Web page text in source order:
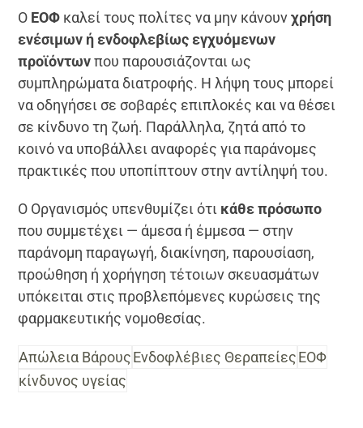
Ο ΕΟΦ καλεί τους πολίτες να μην κάνουνχρήση
ενέσιμων ή ενδοφλεβίως εγχυόμενων
προϊόντωνπου παρουσιάζονται ως
συμπληρώματα διατροφής. Η λήψη τους μπορεί
να οδηγήσει σε σοβαρές επιπλοκές και να θέσει
σε κίνδυνο τη ζωή. Παράλληλα, ζητά από το
κοινό να υποβάλλει αναφορές για παράνομες
πρακτικές που υποπίπτουν στην αντίληψή του.
Ο Οργανισμός υπενθυμίζει ότι κάθε πρόσωπο
που συμμετέχει — άμεσα ή έμμεσα — στην
παράνομη παραγωγή, διακίνηση, παρουσίαση,
προώθηση ή χορήγηση τέτοιων σκευασμάτων
υπόκειται στις προβλεπόμενες κυρώσεις της
φαρμακευτικής νομοθεσίας.
Απώλεια ΒάρουςΕνδοφλέβιες ΘεραπείεςΕΟΦ
κίνδυνος υγείας